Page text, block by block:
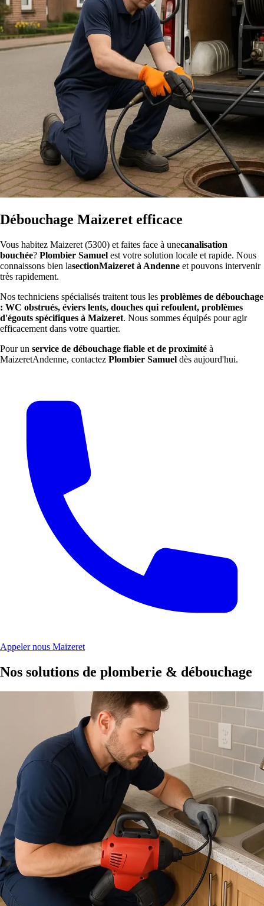
Débouchage Maizeret efficace
Vous habitez Maizeret (5300) et faites face à unecanalisation
bouchée? Plombier Samuel est votre solution locale et rapide. Nous
connaissons bien lasectionMaizeret à Andenne et pouvons intervenir
très rapidement.
Nos techniciens spécialisés traitent tous les problèmes de débouchage
: WC obstrués, éviers lents, douches qui refoulent, problèmes
d'égouts spécifiques à Maizeret. Nous sommes équipés pour agir
efficacement dans votre quartier.
Pour un service de débouchage fiable et de proximité à
MaizeretAndenne, contactez Plombier Samuel dès aujourd'hui.
Appeler nous Maizeret
Nos solutions de plomberie & débouchage